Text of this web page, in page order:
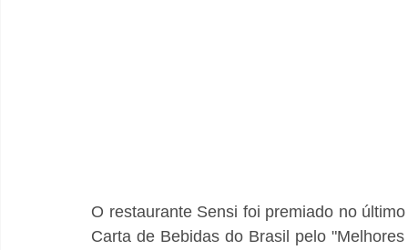
O restaurante Sensi foi premiado no
Carta de Bebidas do Brasil pelo